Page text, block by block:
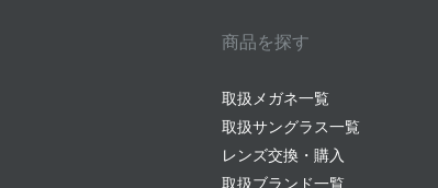
商品を探す
取扱メガネ一覧
取扱サングラス一覧
レンズ交換・購入
取扱ブランド一覧